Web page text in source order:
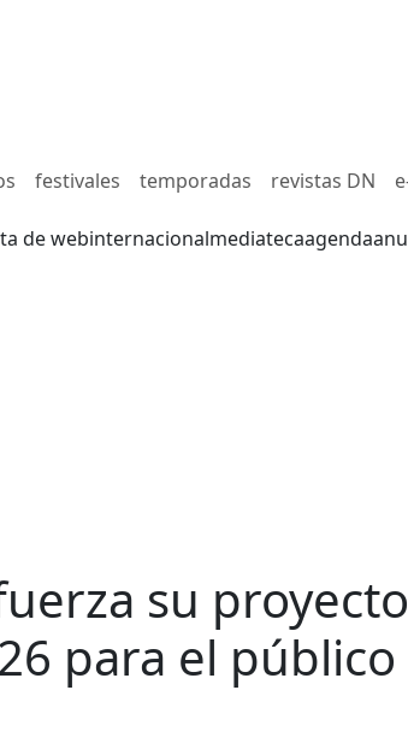
festivales temporadas revistas DN
de webinternacionalmediatecaagenda
su proyecto
para el público